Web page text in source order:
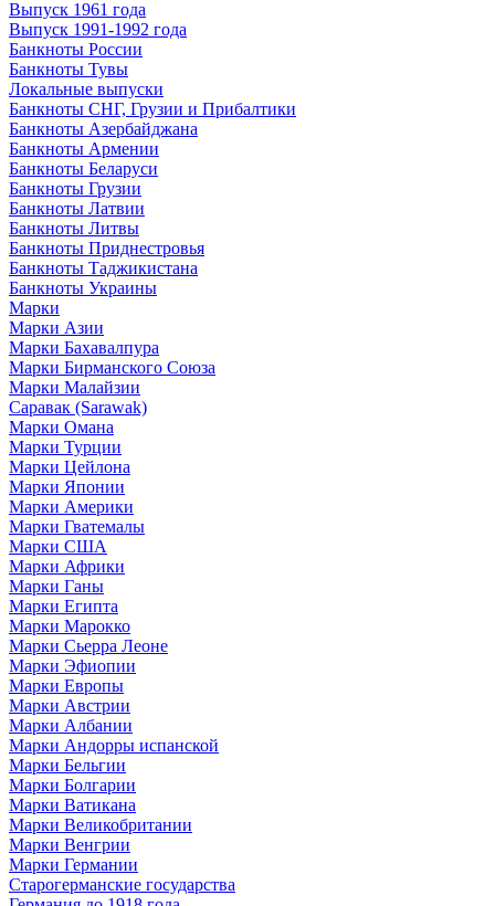
Выпуск 1961 года
Выпуск 1991-1992 года
Банкноты России
Банкноты Тувы
Локальные выпуски
Банкноты СНГ, Грузии и Прибалтики
Банкноты Азербайджана
Банкноты Армении
Банкноты Беларуси
Банкноты Грузии
Банкноты Латвии
Банкноты Литвы
Банкноты Приднестровья
Банкноты Таджикистана
Банкноты Украины
Марки
Марки Азии
Марки Бахавалпура
Марки Бирманского Союза
Марки Малайзии
Саравак (Sarawak)
Марки Омана
Марки Турции
Марки Цейлона
Марки Японии
Марки Америки
Марки Гватемалы
Марки США
Марки Африки
Марки Ганы
Марки Египта
Марки Марокко
Марки Сьерра Леоне
Марки Эфиопии
Марки Европы
Марки Австрии
Марки Албании
Марки Андорры испанской
Марки Бельгии
Марки Болгарии
Марки Ватикана
Марки Великобритании
Марки Венгрии
Марки Германии
Старогерманские государства